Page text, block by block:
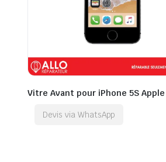
Vitre Avant pour iPhone 5S Apple
Devis via WhatsApp